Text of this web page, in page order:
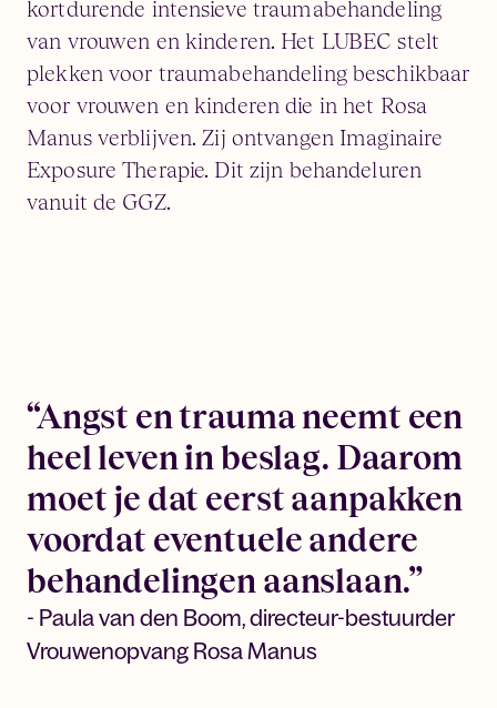
kortdurende intensieve traumabehandeling
van vrouwen en kinderen. Het LUBEC stelt
plekken voor traumabehandeling beschikbaar
voor vrouwen en kinderen die in het Rosa
Manus verblijven. Zij ontvangen Imaginaire
Exposure Therapie. Dit zijn behandeluren
vanuit de GGZ.
“Angst en trauma neemt een
heel leven in beslag. Daarom
moet je dat eerst aanpakken
voordat eventuele andere
behandelingen aanslaan.”
- Paula van den Boom, directeur-bestuurder
Vrouwenopvang Rosa Manus